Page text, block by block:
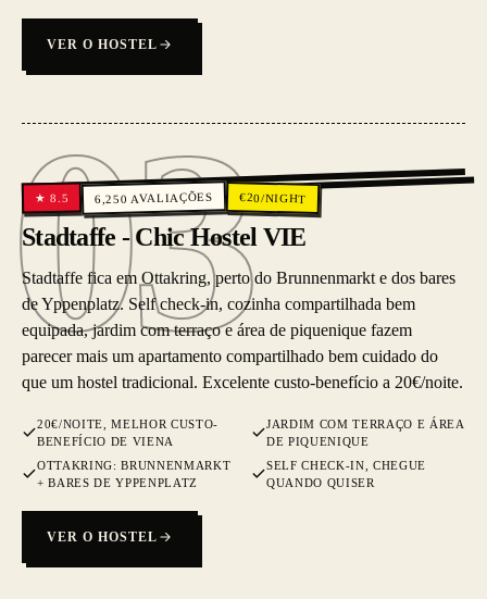
VER O HOSTEL
03
03
★8.5 6,250 AVALIAÇÕES €20/NIGHT
Stadtaffe - Chic Hostel VIE
Stadtaffe fica em Ottakring, perto do Brunnenmarkt e dos bares
de Yppenplatz. Self check-in, cozinha compartilhada bem
equipada, jardim com terraço e área de piquenique fazem
parecer mais um apartamento compartilhado bem cuidado do
que um hostel tradicional. Excelente custo-benefício a 20€/noite.
20€/NOITE, MELHOR CUSTO-
BENEFÍCIO DE VIENA
JARDIM COM TERRAÇO E ÁREA
DE PIQUENIQUE
OTTAKRING: BRUNNENMARKT
+ BARES DE YPPENPLATZ
SELF CHECK-IN, CHEGUE
QUANDO QUISER
VER O HOSTEL